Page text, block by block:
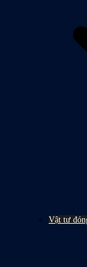
Vật tư